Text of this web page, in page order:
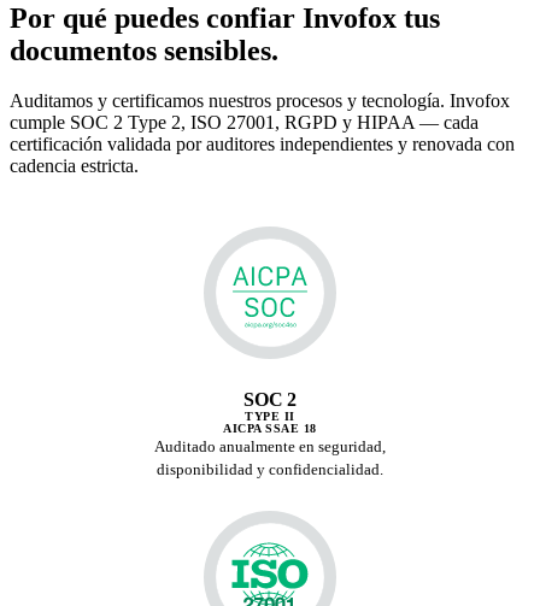
Por qué puedes confiar Invofox tus
documentos sensibles.
Auditamos y certificamos nuestros procesos y tecnología. Invofox
cumple SOC 2 Type 2, ISO 27001, RGPD y HIPAA — cada
certificación validada por auditores independientes y renovada con
cadencia estricta.
SOC 2
TYPE II
AICPA SSAE 18
Auditado anualmente en seguridad,
disponibilidad y confidencialidad.